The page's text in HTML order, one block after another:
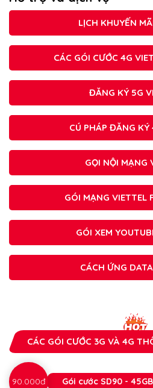
LỊCH KHUYẾN
CÁC GÓI CƯỚC 4G
ĐĂNG KÝ 5G
CÚ PHÁP ĐĂNG KÝ
GỌI NỘI MẠNG
GÓI MẠNG VIETTEL
GÓI XEM
CÁCH ỨNG
CÁC GÓI CƯỚC 3G VÀ 4G
90.000đ Gói cước SD90 - 45GB